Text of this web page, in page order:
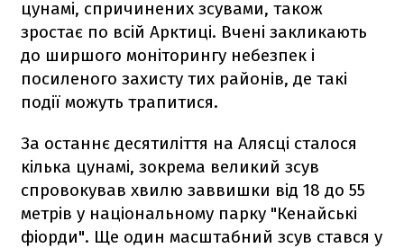
цунамі, спричинених зсувами, також
зростає по всій Арктиці. Вчені закликають
до ширшого моніторингу небезпек і
посиленого захисту тих районів, де такі
події можуть трапитися.
За останнє десятиліття на Алясці сталося
кілька цунамі, зокрема великий зсув
спровокував хвилю заввишки від 18 до 55
метрів у національному парку "Кенайські
фіорди". Ще один масштабний зсув стався у